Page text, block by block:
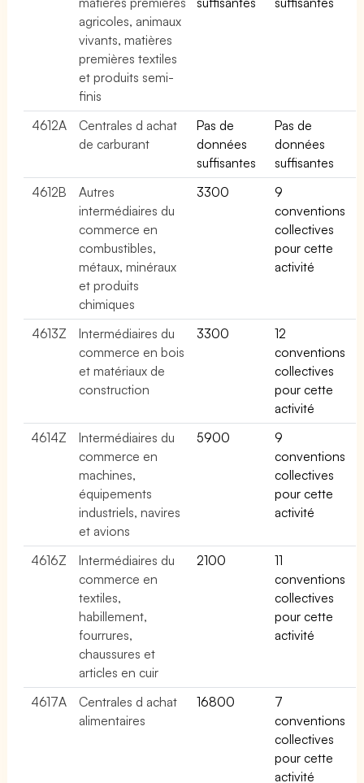
agricoles, animaux
vivants, matières
premières textiles
et produits semi-
finis
4612A
Centrales d achat
de carburant
Pas de
données
suffisantes
Pas de
données
suffisantes
4612B
Autres
intermédiaires du
commerce en
combustibles,
métaux, minéraux
et produits
chimiques
3300
9
conventions
collectives
pour cette
activité
4613Z
Intermédiaires du
commerce en bois
et matériaux de
construction
3300
12
conventions
collectives
pour cette
activité
4614Z
Intermédiaires du
commerce en
machines,
équipements
industriels, navires
et avions
5900
9
conventions
collectives
pour cette
activité
4616Z
Intermédiaires du
commerce en
textiles,
habillement,
fourrures,
chaussures et
articles en cuir
2100
11
conventions
collectives
pour cette
activité
4617A
Centrales d achat
alimentaires
16800
7
conventions
collectives
pour cette
activité